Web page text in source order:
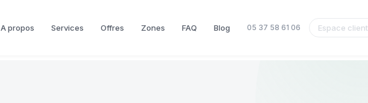
A propos Services Offres Zones FAQ Blog 05 37 58 61 06 Espace client